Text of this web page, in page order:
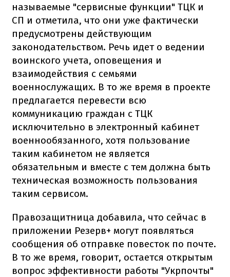
называемые "сервисные функции" ТЦК и
СП и отметила, что они уже фактически
предусмотрены действующим
законодательством. Речь идет о ведении
воинского учета, оповещения и
взаимодействия с семьями
военнослужащих. В то же время в проекте
предлагается перевести всю
коммуникацию граждан с ТЦК
исключительно в электронный кабинет
военнообязанного, хотя пользование
таким кабинетом не является
обязательным и вместе с тем должна быть
техническая возможность пользования
таким сервисом.
Правозащитница добавила, что сейчас в
приложении Резерв+ могут появляться
сообщения об отправке повесток по почте.
В то же время, говорит, остается открытым
вопрос эффективности работы "Укрпочты"